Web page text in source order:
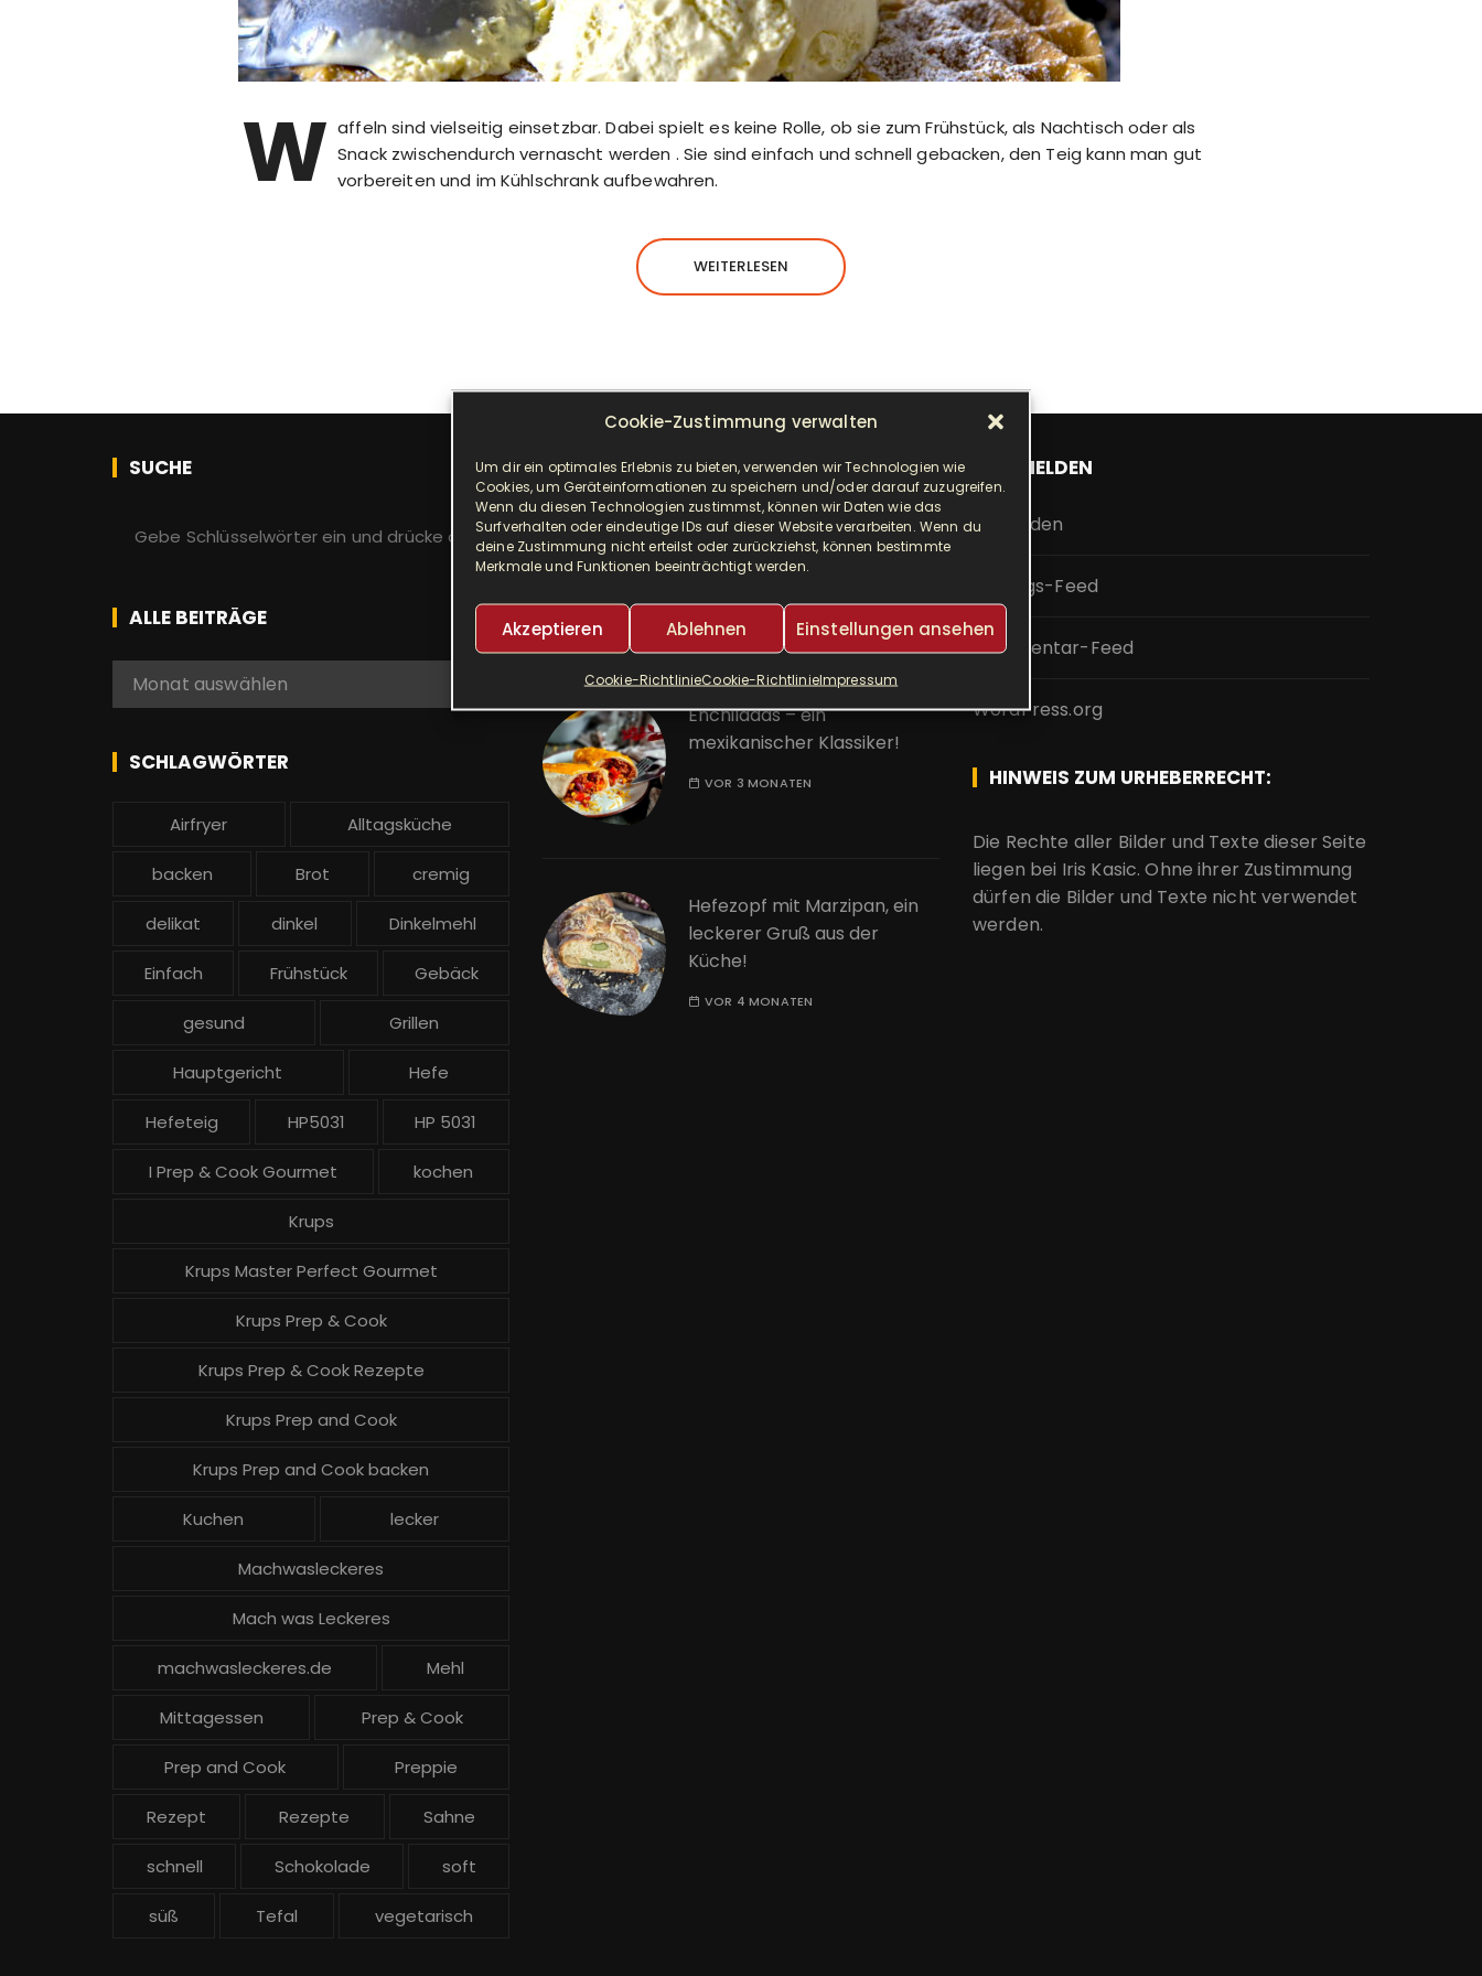
Cookie-Zustimmung verwalten
Um dir ein optimales Erlebnis zu bieten, verwenden wir Technologien wie
Cookies, um Geräteinformationen zu speichern und/oder darauf zuzugreifen.
Wenn du diesen Technologien zustimmst, können wir Daten wie das
Surfverhalten oder eindeutige IDs auf dieser Website verarbeiten. Wenn du
deine Zustimmung nicht erteilst oder zurückziehst, können bestimmte
Merkmale und Funktionen beeinträchtigt werden.
Akzeptieren Ablehnen Einstellungen ansehen
Cookie-RichtlinieCookie-RichtlinieImpressum
W affeln sind vielseitig einsetzbar. Dabei spielt es keine Rolle, ob sie zum Frühstück, als Nachtisch oder als
Snack zwischendurch vernascht werden . Sie sind einfach und schnell gebacken, den Teig kann man gut
vorbereiten und im Kühlschrank aufbewahren.
WEITERLESEN
SUCHE
h
e
n
c
:
ALLE BEITRÄGE
e
Monat auswählen
SCHLAGWÖRTER
Airfryer Alltagsküche
backen Brot cremig
delikat dinkel Dinkelmehl
Einfach Frühstück Gebäck
gesund Grillen
Hauptgericht Hefe
Hefeteig HP5031 HP 5031
I Prep & Cook Gourmet kochen
Krups
Krups Master Perfect Gourmet
Krups Prep & Cook
Krups Prep & Cook Rezepte
Krups Prep and Cook
Krups Prep and Cook backen
Kuchen lecker
Machwasleckeres
Mach was Leckeres
machwasleckeres.de Mehl
Mittagessen Prep & Cook
Prep and Cook Preppie
Rezept Rezepte Sahne
schnell Schokolade soft
süß Tefal vegetarisch
NEUESTE BEITRÄGE
Djuvec als Risotto! So ein
leckerer One Pot!
Enchiladas – ein
mexikanischer Klassiker!
VOR 3 MONATEN
Hefezopf mit Marzipan, ein
leckerer Gruß aus der
Küche!
VOR 4 MONATEN
ANMELDEN
Anmelden
Eintrags-Feed
Kommentar-Feed
WordPress.org
HINWEIS ZUM URHEBERRECHT:
Die Rechte aller Bilder und Texte dieser Seite
liegen bei Iris Kasic. Ohne ihrer Zustimmung
dürfen die Bilder und Texte nicht verwendet
werden.